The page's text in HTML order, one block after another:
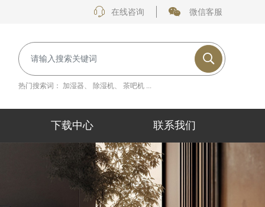
在线咨询 微信客服
热门搜索词： 加湿器 除湿机 茶吧机
下载中心 联系我们